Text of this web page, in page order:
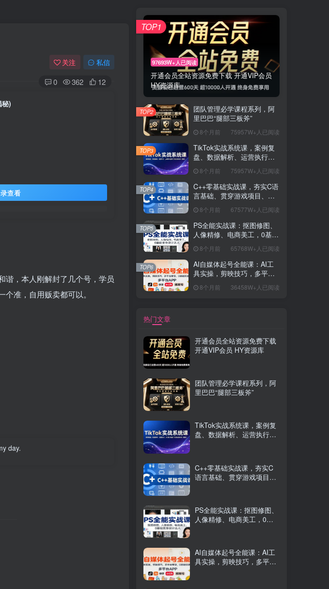
关注 私信
0 362 12
)
查看
谐，本人刚解封了几个号，学员
准，自用贩卖都可以。
day.
97693W+人已阅读
开通会员全站资源免费下载 开通VIP会员
HY资源库
TOP1
团队管理必学课程系列，阿
里巴巴“腿部三板斧”
8个月前 75957W+人已阅读
TOP2
TikTok实战系统课，案例复
盘、数据解析、运营执行，
（更新）
8个月前 75957W+人已阅读
TOP3
C++零基础实战课，夯实C语
言基础、贯穿游戏项目、掌
薪15K+岗位
8个月前 67577W+人已阅读
TOP4
PS全能实战课：抠图修图、
人像精修、电商美工，0基础
8个月前 65768W+人已阅读
TOP5
AI自媒体起号全能课：AI工
具实操，剪映技巧，多平台
8个月前 36458W+人已阅读
TOP6
热门文章
开通会员全站资源免费下载
开通VIP会员 HY资源库
团队管理必学课程系列，阿
里巴巴“腿部三板斧”
TikTok实战系统课，案例复
盘、数据解析、运营执行，
C++零基础实战课，夯实C
语言基础、贯穿游戏项目、
PS全能实战课：抠图修图、
人像精修、电商美工，0基
AI自媒体起号全能课：AI工
具实操，剪映技巧，多平台